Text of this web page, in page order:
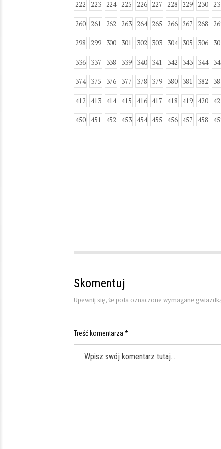
222 223 224 225 226 227 228 229 230
260 261 262 263 264 265 266 267 268
298 299 300 301 302 303 304 305 306
336 337 338 339 340 341 342 343 344
374 375 376 377 378 379 380 381 382
412 413 414 415 416 417 418 419 420
450 451 452 453 454 455 456 457 458
Skomentuj
Upewnij się, że pola oznaczone wymagane
Treść komentarza *